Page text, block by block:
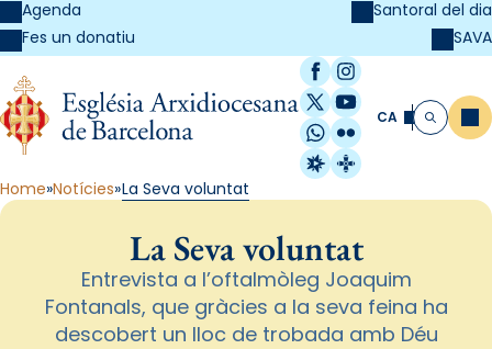
Agenda
Fes un donatiu
Santoral del dia
SAVA
Facebook
Instagram
X / Twitter
YouTube
WhatsApp
Flickr
Radio Estel
Catalunya
CA Cerca
Home Notícies La Seva voluntat
La Seva voluntat
Entrevista a l’oftalmòleg Joaquim
Fontanals, que gràcies a la seva feina ha
descobert un lloc de trobada amb Déu